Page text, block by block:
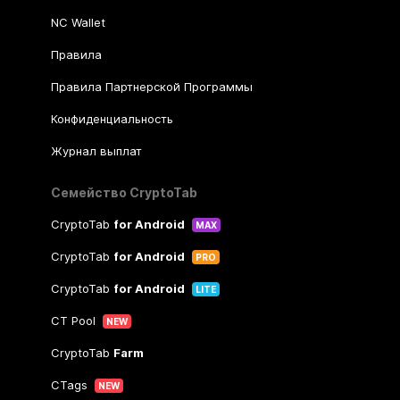
NC Wallet
Правила
Правила Партнерской Программы
Конфиденциальность
Журнал выплат
Семейство CryptoTab
CryptoTab for Android MAX
CryptoTab for Android PRO
CryptoTab for Android LITE
CT Pool NEW
CryptoTab Farm
CTags NEW